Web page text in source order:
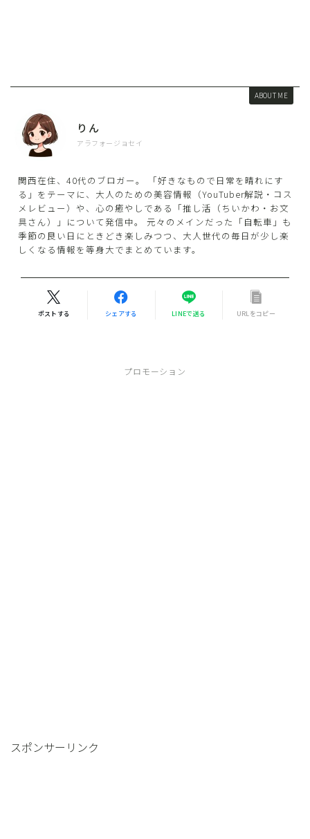
ABOUT ME
りん
アラフォージョセイ
関西在住、40代のブロガー。 「好きなもので日常を晴れにす
る」をテーマに、大人のための美容情報（YouTuber解説・コス
メレビュー）や、心の癒やしである「推し活（ちいかわ・お文
具さん）」について発信中。 元々のメインだった「自転車」も
季節の良い日にときどき楽しみつつ、大人世代の毎日が少し楽
しくなる情報を等身大でまとめています。
ポストする シェアする LINEで送る URLをコピー
プロモーション
スポンサーリンク